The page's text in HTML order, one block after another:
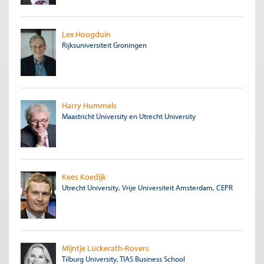
Lex Hoogduin
Rijksuniversiteit Groningen
Harry Hummels
Maastricht Universityen Utrecht University
Kees Koedijk
Utrecht University, Vrije Universiteit Amsterdam, CEPR
Mijntje Lückerath-Rovers
Tilburg University, TIAS Business School